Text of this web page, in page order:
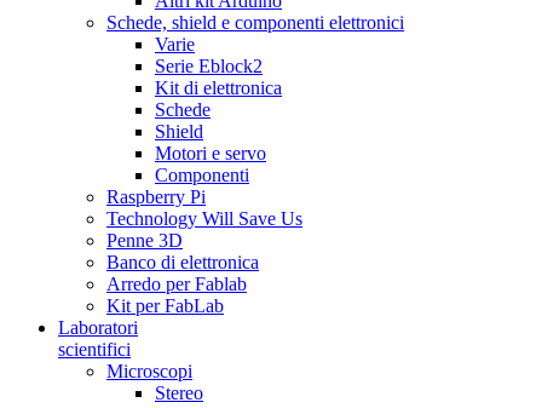
Schede, shield e componenti elettronici
Varie
Serie Eblock2
Kit di elettronica
Schede
Shield
Motori e servo
Componenti
Raspberry Pi
Technology Will Save Us
Penne 3D
Banco di elettronica
Arredo per Fablab
Kit per FabLab
Laboratori
scientifici
Microscopi
Stereo